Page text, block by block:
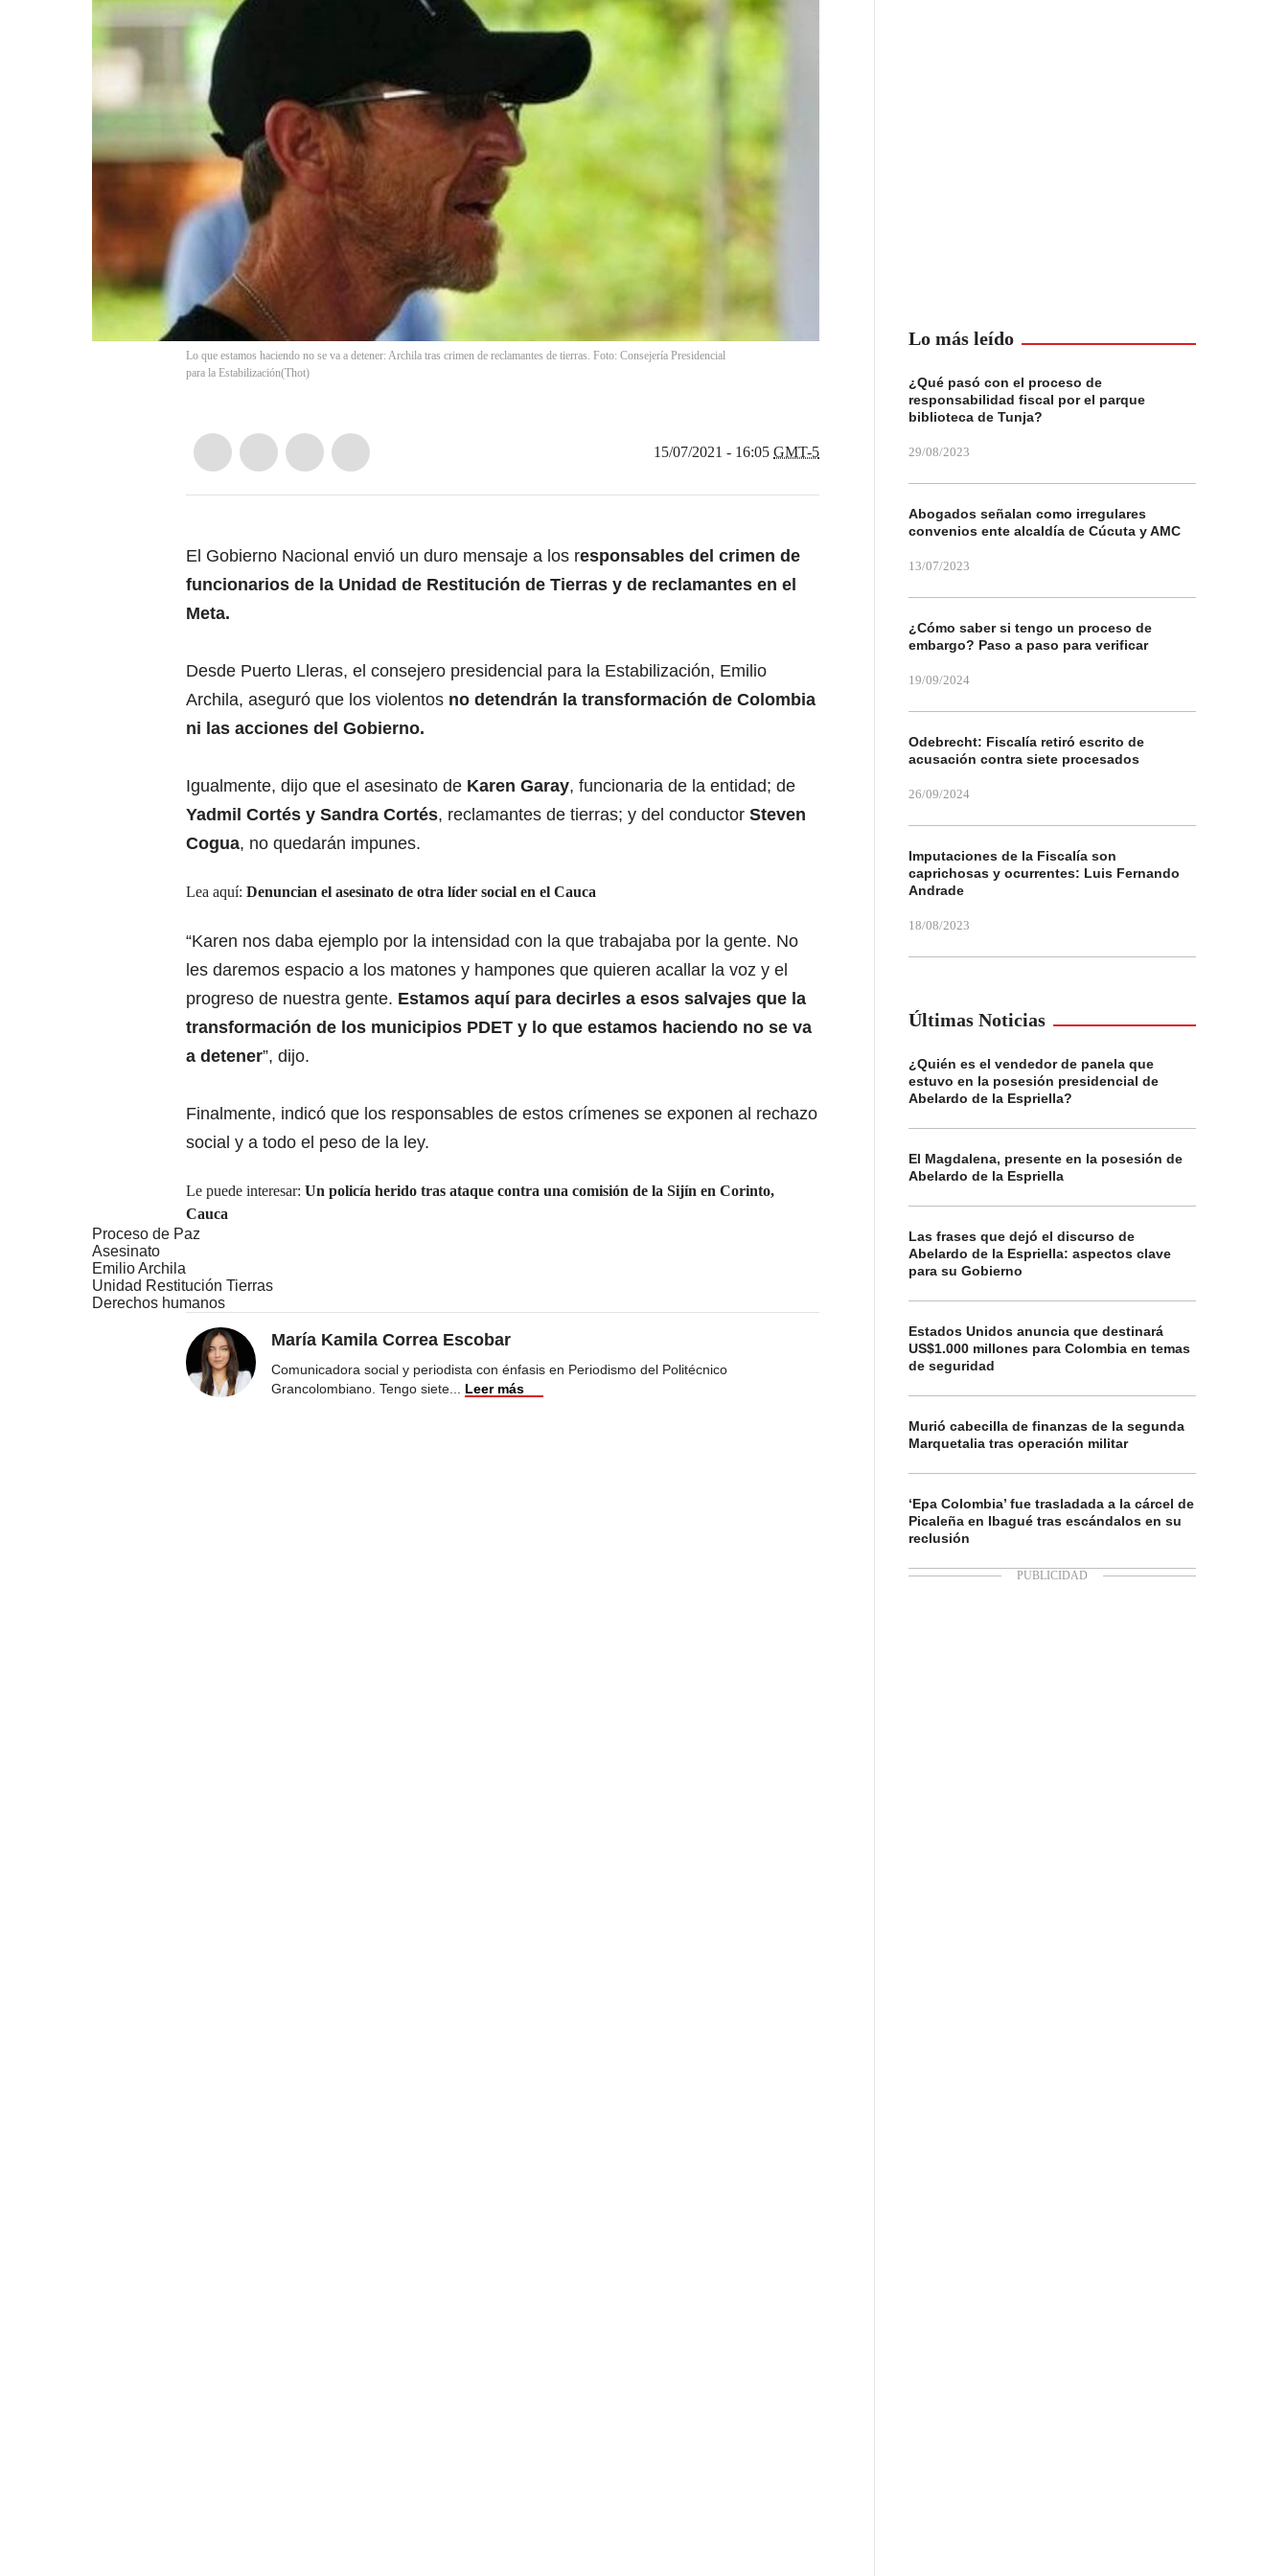
Lo que estamos haciendo no se va a detener: Archila tras crimen de reclamantes de tierras. Foto: Consejería Presidencial
para la Estabilización(Thot)
15/07/2021 - 16:05 GMT-5
El Gobierno Nacional envió un duro mensaje a los responsables del crimen de
funcionarios de la Unidad de Restitución de Tierras y de reclamantes en el
Meta.
Desde Puerto Lleras, el consejero presidencial para la Estabilización, Emilio
Archila, aseguró que los violentos no detendrán la transformación de Colombia
ni las acciones del Gobierno.
Igualmente, dijo que el asesinato de Karen Garay, funcionaria de la entidad; de
Yadmil Cortés y Sandra Cortés, reclamantes de tierras; y del conductor Steven
Cogua, no quedarán impunes.
Lea aquí: Denuncian el asesinato de otra líder social en el Cauca
“Karen nos daba ejemplo por la intensidad con la que trabajaba por la gente. No
les daremos espacio a los matones y hampones que quieren acallar la voz y el
progreso de nuestra gente. Estamos aquí para decirles a esos salvajes que la
transformación de los municipios PDET y lo que estamos haciendo no se va
a detener”, dijo.
Finalmente, indicó que los responsables de estos crímenes se exponen al rechazo
social y a todo el peso de la ley.
Le puede interesar: Un policía herido tras ataque contra una comisión de la Sijín en Corinto,
Cauca
Proceso de Paz
Asesinato
Emilio Archila
Unidad Restitución Tierras
Derechos humanos
María Kamila Correa Escobar
Comunicadora social y periodista con énfasis en Periodismo del Politécnico
Grancolombiano. Tengo siete
Leer más
Lo más leído
¿Qué pasó con el proceso de
responsabilidad fiscal por el parque
biblioteca de Tunja?
29/08/2023
Abogados señalan como irregulares
convenios ente alcaldía de Cúcuta y AMC
13/07/2023
¿Cómo saber si tengo un proceso de
embargo? Paso a paso para verificar
19/09/2024
Odebrecht: Fiscalía retiró escrito de
acusación contra siete procesados
26/09/2024
Imputaciones de la Fiscalía son
caprichosas y ocurrentes: Luis Fernando
Andrade
18/08/2023
Últimas Noticias
¿Quién es el vendedor de panela que
estuvo en la posesión presidencial de
Abelardo de la Espriella?
El Magdalena, presente en la posesión de
Abelardo de la Espriella
Las frases que dejó el discurso de
Abelardo de la Espriella: aspectos clave
para su Gobierno
Estados Unidos anuncia que destinará
US$1.000 millones para Colombia en temas
de seguridad
Murió cabecilla de finanzas de la segunda
Marquetalia tras operación militar
‘Epa Colombia’ fue trasladada a la cárcel de
Picaleña en Ibagué tras escándalos en su
reclusión